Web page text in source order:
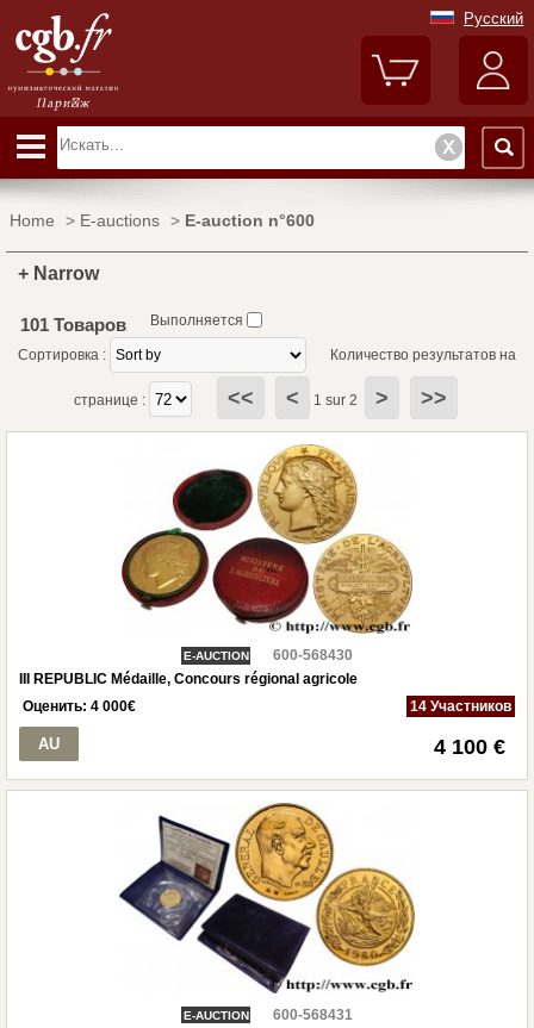
Русский
Home > E-auctions > E-auction n°600
+ Narrow
101 Товаров Выполняется
Сортировка : Количество результатов на
странице : << < 1 sur 2 > >>
E-AUCTION
600-568430
III REPUBLIC Médaille, Concours régional agricole
Оценить: 4 000€ 14 Участников
AU 4 100 €
E-AUCTION
600-568431